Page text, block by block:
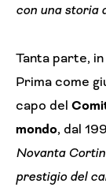
con una storia
Tanta parte,
Prima come
capo del
mondo, dal
Novanta
prestigio del